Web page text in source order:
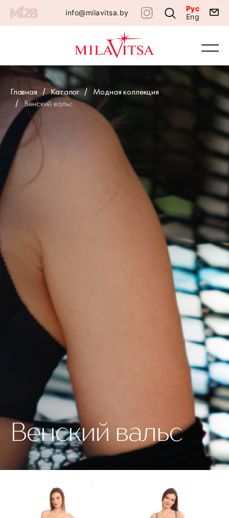
info@milavitsa.by
Рус
Eng
Главная Каталог
Модная коллекция
Венский вальс
Венский вальс